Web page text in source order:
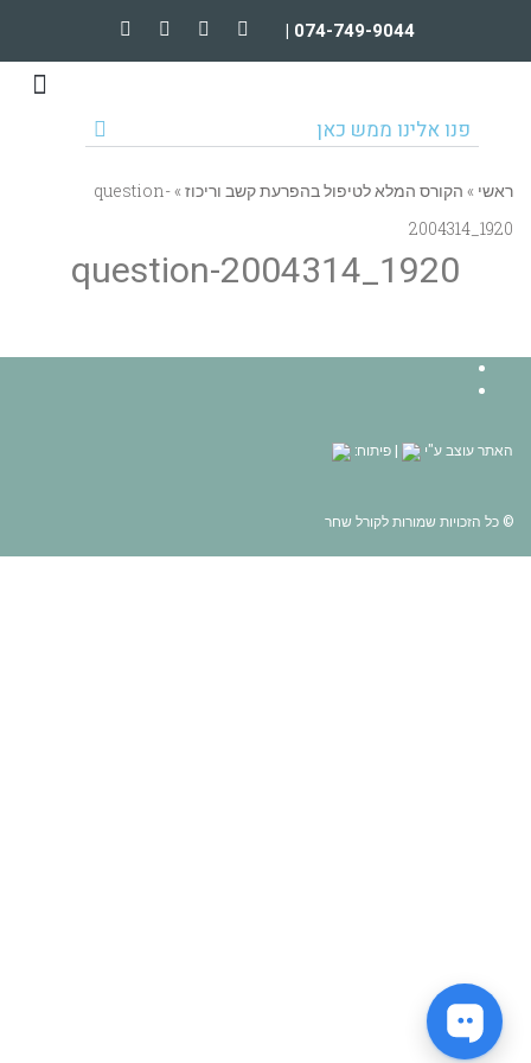
074-749-9044 |
פנו אלינו ממש כאן
ראשי »הקורס המלא לטיפול בהפרעת קשב וריכוז»
question-
2004314_1920
question-2004314_1920
האתר עוצב ע"י | פיתוח:
© כל הזכויות שמורות לקורל שחר